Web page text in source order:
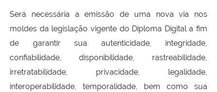
Será necessária a emissão de uma nova via nos
moldes da legislação vigente do Diploma Digital a fim
de garantir sua autenticidade, integridade,
confiabilidade, disponibilidade, rastreabilidade,
irretratabilidade, privacidade, legalidade,
interoperabilidade, temporalidade, bem como sua